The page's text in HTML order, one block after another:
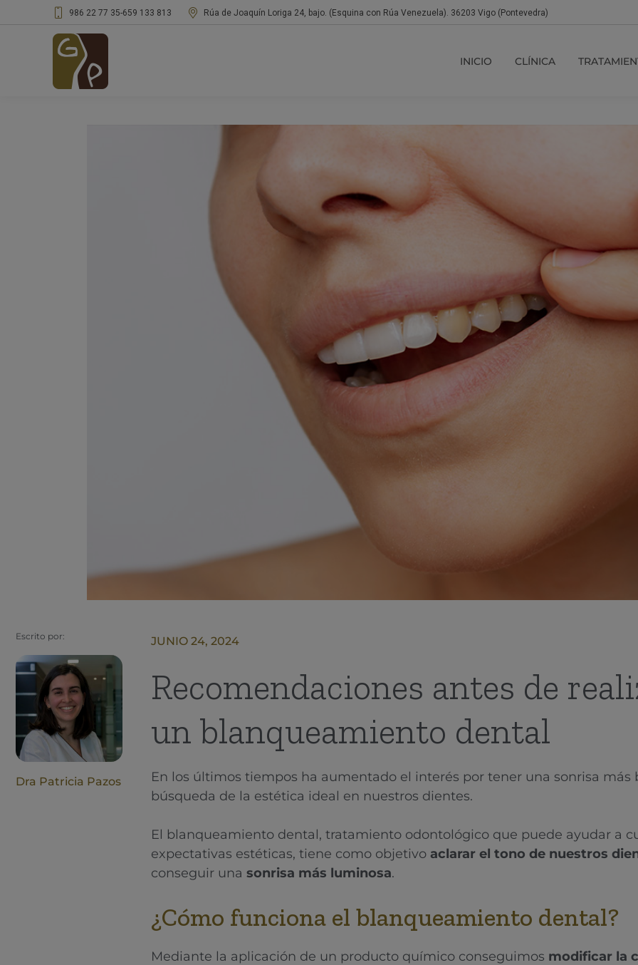
986 22 77 35-659 133 813 Rúa de Joaquín Loriga 24, bajo. (Esquina con Rúa Venezuela). 36203 Vigo (Pontevedra)
INICIO CLÍNICA
Escrito por:
Dra Patricia Pazos
JUNIO 24, 2024
Recomendaciones antes de
un blanqueamiento dental
En los últimos tiempos ha aumentado el interés por tener una sonrisa más
búsqueda de la estética ideal en nuestros dientes.
El blanqueamiento dental, tratamiento odontológico que puede ayudar a
expectativas estéticas, tiene como objetivo aclarar el tono de nuestros
conseguir una sonrisa más luminosa.
¿Cómo funciona el blanqueamiento dental?
Mediante la aplicación de un producto químico conseguimos modificar la